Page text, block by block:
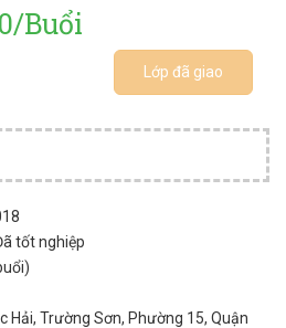
Buổi
Lớp đã giao
tốt nghiệp
Hải, Trường Sơn, Phường 15, Quận